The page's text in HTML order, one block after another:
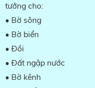
tưởng cho:
• Bờ sông
• Bờ biển
• Đồi
• Đất ngập nước
• Bờ kênh